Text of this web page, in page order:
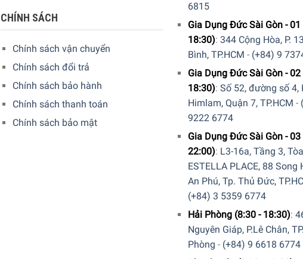
CHÍNH SÁCH
Chính sách vận chuyển
Chính sách đổi trả
Chính sách bảo hành
Chính sách thanh toán
Chính sách bảo mật
6815
Gia Dụng Đức Sài Gòn - 01
18:30): 344 Cộng Hòa, P.
Bình, TP.HCM - (+84) 9
Gia Dụng Đức Sài Gòn - 02
18:30): Số 52, đường số 4,
Himlam, Quận 7, TP.HCM -
9222 6774
Gia Dụng Đức Sài Gòn - 03
22:00): L3-16a, Tầng 3,
ESTELLA PLACE, 88 Song
An Phú, Tp. Thủ Đức,
(+84) 3 5359 6774
Hải Phòng (8:30 - 18:30):
Nguyên Giáp, P.Lê Chân,
Phòng - (+84) 9 6618 6774